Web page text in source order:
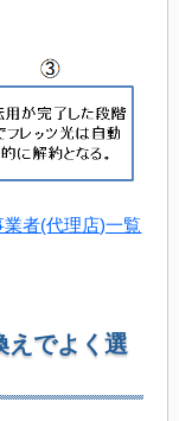
者(代理店)一覧
えでよく選